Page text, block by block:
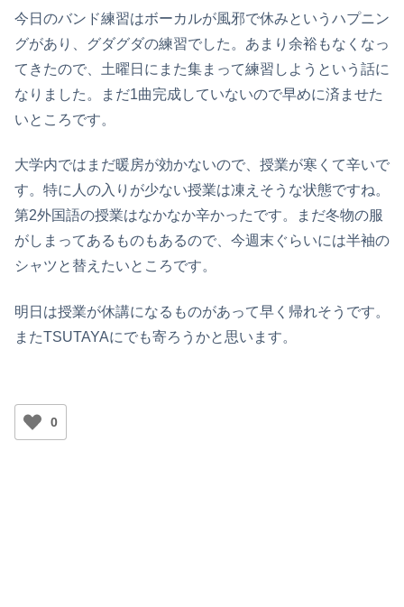
今日のバンド練習はボーカルが風邪で休みというハプニン
グがあり、グダグダの練習でした。あまり余裕もなくなっ
てきたので、土曜日にまた集まって練習しようという話に
なりました。まだ1曲完成していないので早めに済ませた
いところです。
大学内ではまだ暖房が効かないので、授業が寒くて辛いで
す。特に人の入りが少ない授業は凍えそうな状態ですね。
第2外国語の授業はなかなか辛かったです。まだ冬物の服
がしまってあるものもあるので、今週末ぐらいには半袖の
シャツと替えたいところです。
明日は授業が休講になるものがあって早く帰れそうです。
またTSUTAYAにでも寄ろうかと思います。
0